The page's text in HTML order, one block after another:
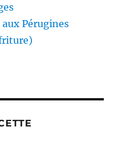
Pérugines